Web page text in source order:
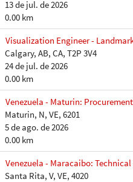
13 de jul. de 2026
0.00 km
Visualization Engineer -
Calgary, AB, CA, T2P 3V4
24 de jul. de 2026
0.00 km
Venezuela - Maturin:
Maturin, N, VE, 6201
5 de ago. de 2026
0.00 km
Venezuela - Maracaibo:
Santa Rita, V, VE, 4020